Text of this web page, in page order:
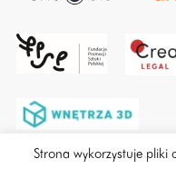
Strona wykorzystuje pliki